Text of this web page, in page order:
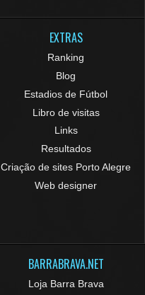
EXTRAS
Ranking
Blog
Estadios de Fútbol
Libro de visitas
Links
Resultados
Criação de sites Porto Alegre
Web designer
BARRABRAVA.NET
Loja Barra Brava